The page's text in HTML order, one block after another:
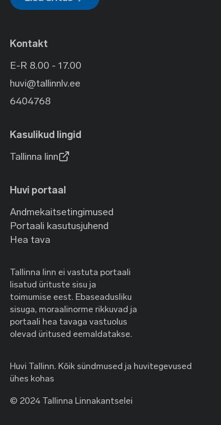
Kontakt
E-R 8.00 - 17.00
huvi@tallinnlv.ee
6404768
Kasulikud lingid
Tallinna linn
Huvi portaal
Andmekaitsetingimused
Portaali kasutusjuhend
Hea tava
Tallinna linn ei vastuta portaali
lisatud ürituste sisu ja
toimumise eest. Ebaseadusliku
sisuga, moraalinorme rikkuvad ja
portaali hea tavaga vastuolus
olevad üritused eemaldatakse.
Huvi Tallinn. Kõik sündmused ja huvitegevused
ühes kohas
© 2024 Tallinna Linnakantselei